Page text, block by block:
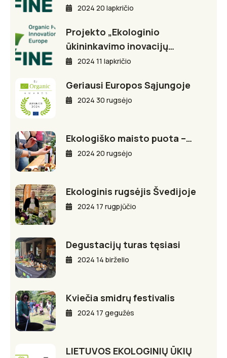
2024 20 lapkričio
Projekto „Ekologinio
ūkininkavimo inovacijų…
2024 11 lapkričio
Geriausi Europos Sąjungoje
2024 30 rugsėjo
Ekologiško maisto puota –…
2024 20 rugsėjo
Ekologinis rugsėjis Švedijoje
2024 17 rugpjūčio
Degustacijų turas tęsiasi
2024 14 birželio
Kviečia smidrų festivalis
2024 17 gegužės
LIETUVOS EKOLOGINIŲ ŪKIŲ